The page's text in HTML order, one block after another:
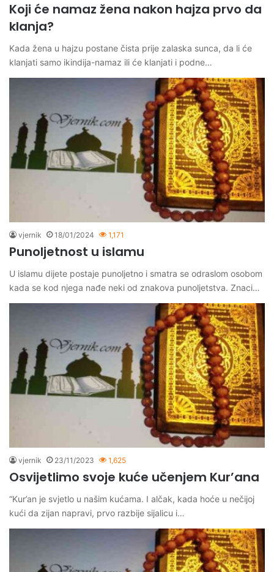
Koji će namaz žena nakon hajza prvo da
klanja?
Kada žena u hajzu postane čista prije zalaska sunca, da li će
klanjati samo ikindija-namaz ili će klanjati i podne…
vjernik 18/01/2024 1,171
Punoljetnost u islamu
U islamu dijete postaje punoljetno i smatra se odraslom osobom
kada se kod njega nađe neki od znakova punoljetstva. Znaci…
vjernik 23/11/2023 1,625
Osvijetlimo svoje kuće učenjem Kur’ana
“Kur’an je svjetlo u našim kućama. I alčak, kada hoće u nečijoj
kući da zijan napravi, prvo razbije sijalicu i…